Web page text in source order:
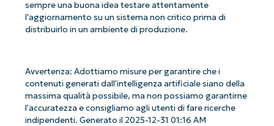
sempre una buona idea testare attentamente
l'aggiornamento su un sistema non critico prima di
distribuirlo in un ambiente di produzione.
Avvertenza: Adottiamo misure per garantire che i
contenuti generati dall'intelligenza artificiale siano della
massima qualità possibile, ma non possiamo garantirne
l'accuratezza e consigliamo agli utenti di fare ricerche
indipendenti. Generato il 2025-12-31 01:16 AM
Iniziate con le analisi KB guidate
dall'AI di NinjaOne!
accesso completo a tutte le funzionalità.
First
and
last
name*
Business
email*